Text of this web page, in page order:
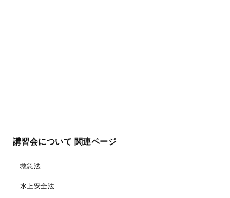
講習会について 関連ページ
救急法
水上安全法